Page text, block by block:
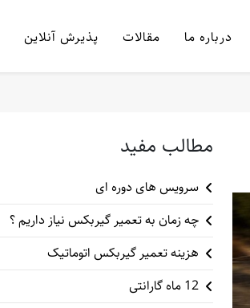
درباره ما مقالات پذیرش آنلاین
مطالب مفید
سرویس های دوره ای
چه زمان به تعمیر گیربکس نیاز داریم ؟
هزینه تعمیر گیربکس اتوماتیک
12 ماه گارانتی